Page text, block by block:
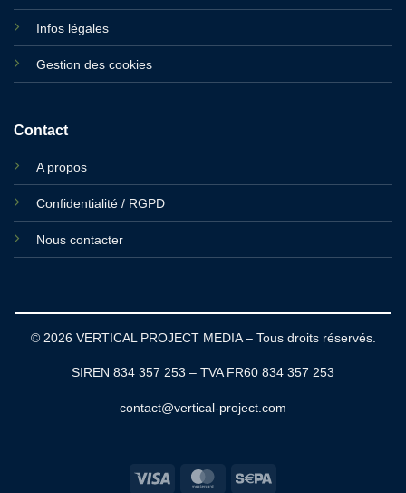
Infos légales
Gestion des cookies
Contact
A propos
Confidentialité / RGPD
Nous contacter
© 2026 VERTICAL PROJECT MEDIA – Tous droits réservés.
SIREN 834 357 253 – TVA FR60 834 357 253
contact@vertical-project.com
Visa MasterCard